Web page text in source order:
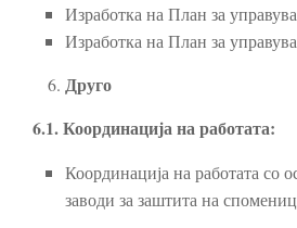
Изработка на План за
Изработка на План за
Друго
6.1. Координација на работата:
Координација на работата со
заводи за заштита на